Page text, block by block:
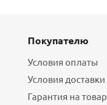
Покупателю
Условия оплаты
Условия доставки
Гарантия на товар